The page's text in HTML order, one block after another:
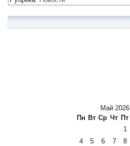
Май 2026
Пн Вт Ср Чт Пт
1
4
5 6 7 8